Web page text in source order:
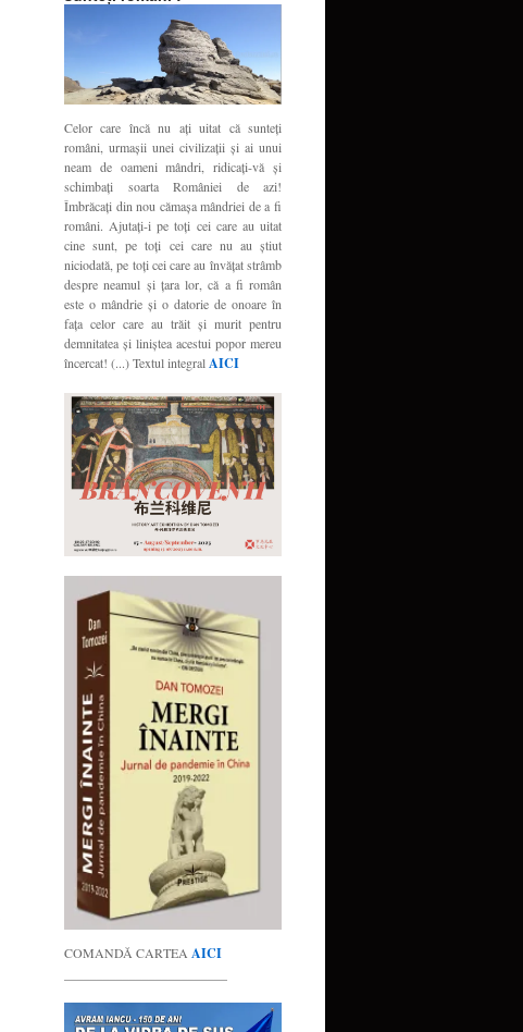
Celor care încă nu aţi uitat că sunteţi
români, urmaşii unei civilizaţii şi ai unui
neam de oameni mândri, ridicaţi-vă şi
schimbaţi soarta României de azi!
Îmbrăcaţi din nou cămaşa mândriei de a fi
români. Ajutaţi-i pe toţi cei care au uitat
cine sunt, pe toţi cei care nu au ştiut
niciodată, pe toţi cei care au învăţat strâmb
despre neamul şi ţara lor, că a fi român
este o mândrie şi o datorie de onoare în
faţa celor care au trăit şi murit pentru
demnitatea şi liniştea acestui popor mereu
încercat! (...) Textul integralAICI
COMANDĂ CARTEA AICI